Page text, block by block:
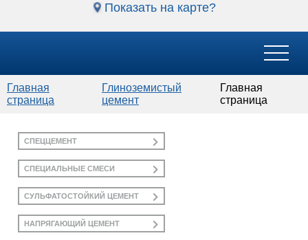
Показать на карте?
ГЛАВНАЯ
КАТАЛОГ ПРОДУКЦИИ
ПРАЙС-ЛИСТЫ
ДОКУМЕНТЫ
Главная
страница
Глиноземистый
цемент
Главная
страница
СПЕЦЦЕМЕНТ
СПЕЦИАЛЬНЫЕ СМЕСИ
СУЛЬФАТОСТОЙКИЙ ЦЕМЕНТ
НАПРЯГАЮЩИЙ ЦЕМЕНТ